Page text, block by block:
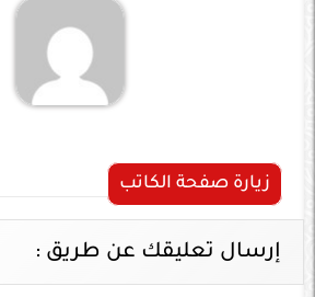
زيارة صفحة الكاتب
إرسال تعليقك عن طريق :